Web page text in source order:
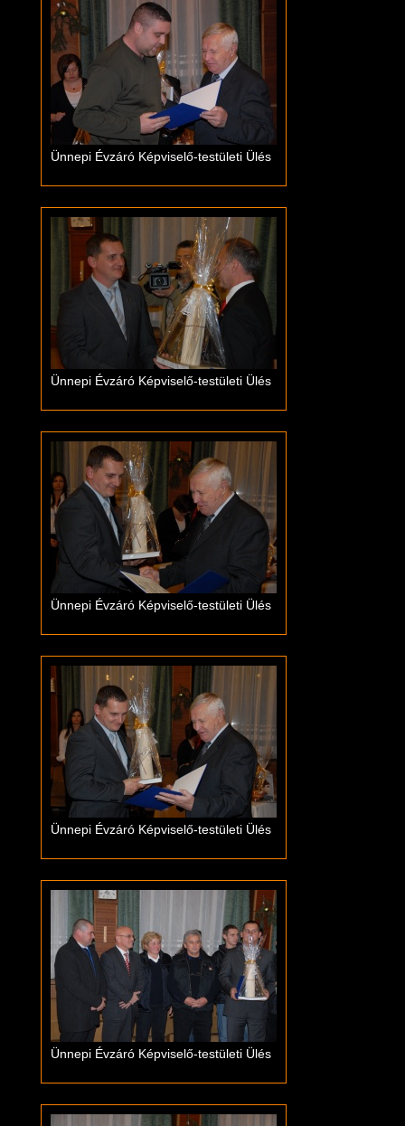
Ünnepi Évzáró Képviselő-testületi Ülés
Ünnepi Évzáró Képviselő-testületi Ülés
Ünnepi Évzáró Képviselő-testületi Ülés
Ünnepi Évzáró Képviselő-testületi Ülés
Ünnepi Évzáró Képviselő-testületi Ülés